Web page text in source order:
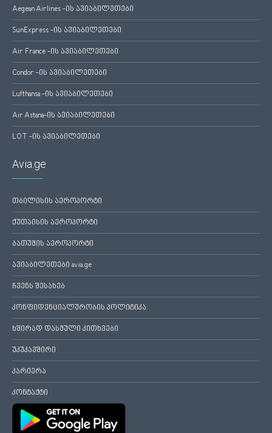
Aegean Airlines -ის ავიაბილეთები
SunExpress -ის ავიაბილეთები
Air France -ის ავიაბილეთები
Condor -ის ავიაბილეთები
Lufthansa -ის ავიაბილეთები
Air Astana-ის ავიაბილეთები
LOT -ის ავიაბილეთები
Avia.ge
თბილისის აეროპორტი
ქუთაისის აეროპორტი
ბათუმის აეროპორტი
ავიაბილეთები avia.ge
ჩვენს შესახებ
კონფიდენციალურობის პოლიტიკა
ხშირად დასმული კითხვები
უკუკავშირი
კარიერა
კონტაქტი